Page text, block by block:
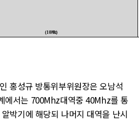
(10㎒)
홍성규 방통위부위원장은 오남석
에서는 700Mhz대역중 40Mhz를 통
박기에 해당되 나머지 대역을 난시